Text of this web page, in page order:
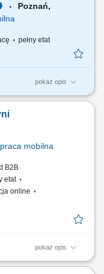
Poznań,
pełny etat
pokaż opis
nowych
doradztwo
celów sprzedaży.
praca mobilna
B2B
etat
online
pokaż opis
Aktywne